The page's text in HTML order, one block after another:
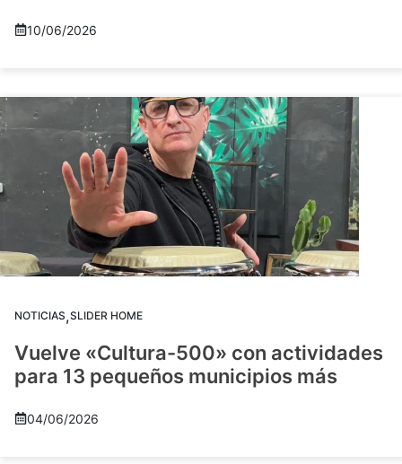
10/06/2026
NOTICIAS,SLIDER HOME
Vuelve «Cultura-500» con actividades
para 13 pequeños municipios más
04/06/2026